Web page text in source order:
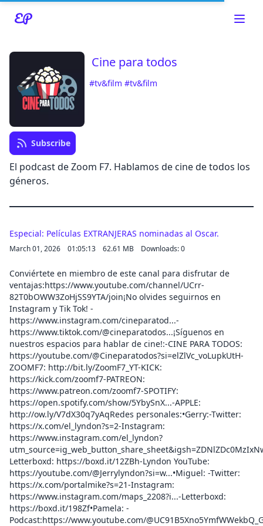
Read about our content policies
Cine para todos
#tv&film #tv&film
Subscribe
El podcast de Zoom F7. Hablamos de cine de todos los
géneros.
Especial: Películas EXTRANJERAS nominadas al Oscar.
March 01, 2026 01:05:13 62.61 MB Downloads: 0
Conviértete en miembro de este canal para disfrutar de
ventajas:https://www.youtube.com/channel/UCrr-
82T0bOWW3ZoHjSS9YTA/join¡No olvides seguirnos en
Instagram y Tik Tok! -
https://www.instagram.com/cineparatod...-
https://www.tiktok.com/@cineparatodos...¡Síguenos en
nuestros espacios para hablar de cine!:-CINE PARA TODOS:
https://youtube.com/@Cineparatodos?si=elZlVc_voLupkUtH-
ZOOMF7: http://bit.ly/ZoomF7_YT-KICK:
https://kick.com/zoomf7-PATREON:
https://www.patreon.com/zoomf7-SPOTIFY:
https://open.spotify.com/show/5YbySnX...-APPLE:
http://ow.ly/V7dX30q7yAqRedes personales:•Gerry:-Twitter:
https://x.com/el_lyndon?s=2-Instagram:
https://www.instagram.com/el_lyndon?
Letterboxd: https://boxd.it/12ZBh-Lyndon YouTube:
https://youtube.com/@Jerrylyndon?si=w...•Miguel: -Twitter:
https://x.com/portalmike?s=21-Instagram:
https://www.instagram.com/maps_2208?i...-Letterboxd:
https://boxd.it/198Zf•Pamela: -
Podcast:https://www.youtube.com/